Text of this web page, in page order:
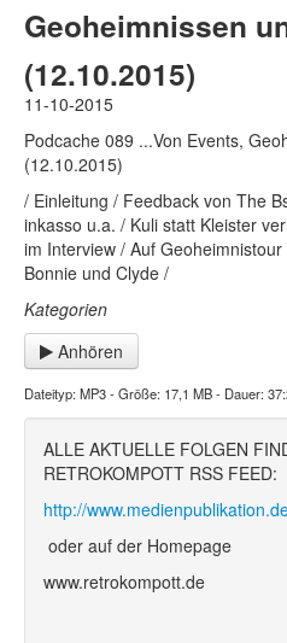
Geoheimnissen
(12.10.2015)
11-10-2015
Podcache 089 ...Von Events,
(12.10.2015)
/ Einleitung / Feedback von The
inkasso u.a. / Kuli statt Kleister
im Interview / Auf
Bonnie und Clyde /
Kategorien
Anhören
Dateityp: MP3 - Größe: 17,1 MB - Dauer:
ALLE AKTUELLE FOLGEN
RETROKOMPOTT RSS FEED:
http://
oder auf der Homepage
www.retrokompott.de